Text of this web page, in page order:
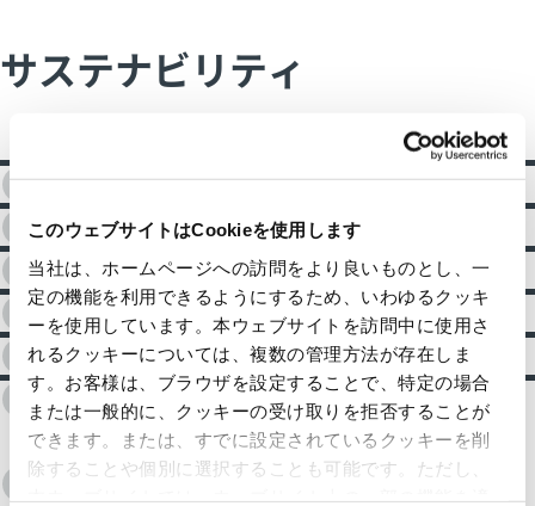
このウェブサイトはCookieを使用します
当社は、ホームページへの訪問をより良いものとし、一
定の機能を利用できるようにするため、いわゆるクッキ
ーを使用しています。本ウェブサイトを訪問中に使用さ
れるクッキーについては、複数の管理方法が存在しま
す。お客様は、ブラウザを設定することで、特定の場合
または一般的に、クッキーの受け取りを拒否することが
できます。または、すでに設定されているクッキーを削
除することや個別に選択することも可能です。ただし、
サステナビリティ
サステナブル経営
環境
社会
人材
ガバナンス
統合報告書
ESGデータ